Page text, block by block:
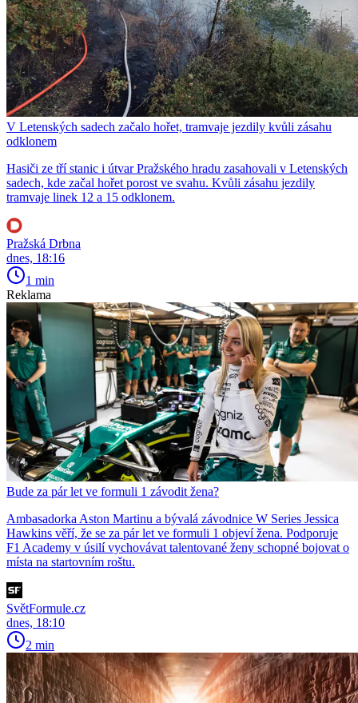
V Letenských sadech začalo hořet, tramvaje jezdily kvůli zásahu
odklonem
Hasiči ze tří stanic i útvar Pražského hradu zasahovali v Letenských
sadech, kde začal hořet porost ve svahu. Kvůli zásahu jezdily
tramvaje linek 12 a 15 odklonem.
Pražská Drbna
dnes, 18:16
1 min
Reklama
Bude za pár let ve formuli 1 závodit žena?
Ambasadorka Aston Martinu a bývalá závodnice W Series Jessica
Hawkins věří, že se za pár let ve formuli 1 objeví žena. Podporuje
F1 Academy v úsilí vychovávat talentované ženy schopné bojovat o
místa na startovním roštu.
SvětFormule.cz
dnes, 18:10
2 min